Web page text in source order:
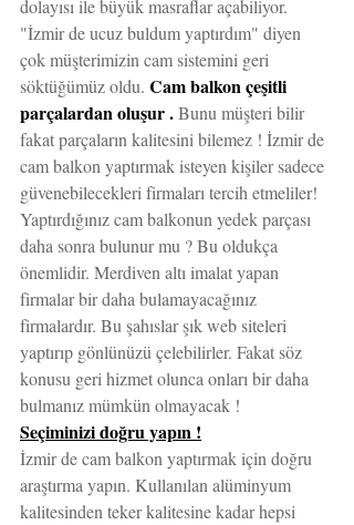
dolayısı ile büyük masraflar açabiliyor.
"İzmir de ucuz buldum yaptırdım" diyen
çok müşterimizin cam sistemini geri
söktüğümüz oldu. Cam balkon çeşitli
parçalardan oluşur . Bunu müşteri bilir
fakat parçaların kalitesini bilemez ! İzmir de
cam balkon yaptırmak isteyen kişiler sadece
güvenebilecekleri firmaları tercih etmeliler!
Yaptırdığınız cam balkonun yedek parçası
daha sonra bulunur mu ? Bu oldukça
önemlidir. Merdiven altı imalat yapan
firmalar bir daha bulamayacağınız
firmalardır. Bu şahıslar şık web siteleri
yaptırıp gönlünüzü çelebilirler. Fakat söz
konusu geri hizmet olunca onları bir daha
bulmanız mümkün olmayacak !
Seçiminizi doğru yapın !
İzmir de cam balkon yaptırmak için doğru
araştırma yapın. Kullanılan alüminyum
kalitesinden teker kalitesine kadar hepsi